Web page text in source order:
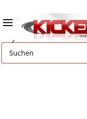
Turnier Kickerbälle -